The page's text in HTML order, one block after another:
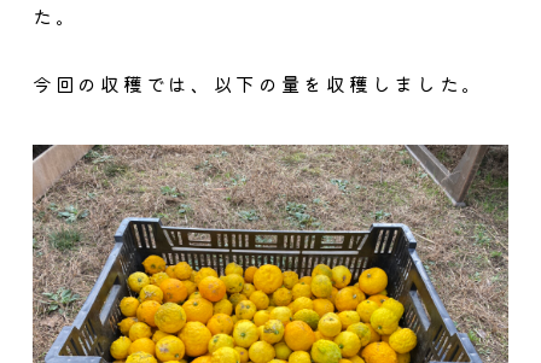
た。
今回の収穫では、以下の量を収穫しました。